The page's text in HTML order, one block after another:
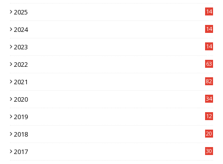
2025
14
2024
14
2023
14
2022 63
2021 82
2020 34
2019
12
2018
20
2017
30